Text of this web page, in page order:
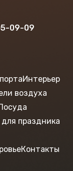
09-09
Интерьер
воздуха
праздника
Контакты